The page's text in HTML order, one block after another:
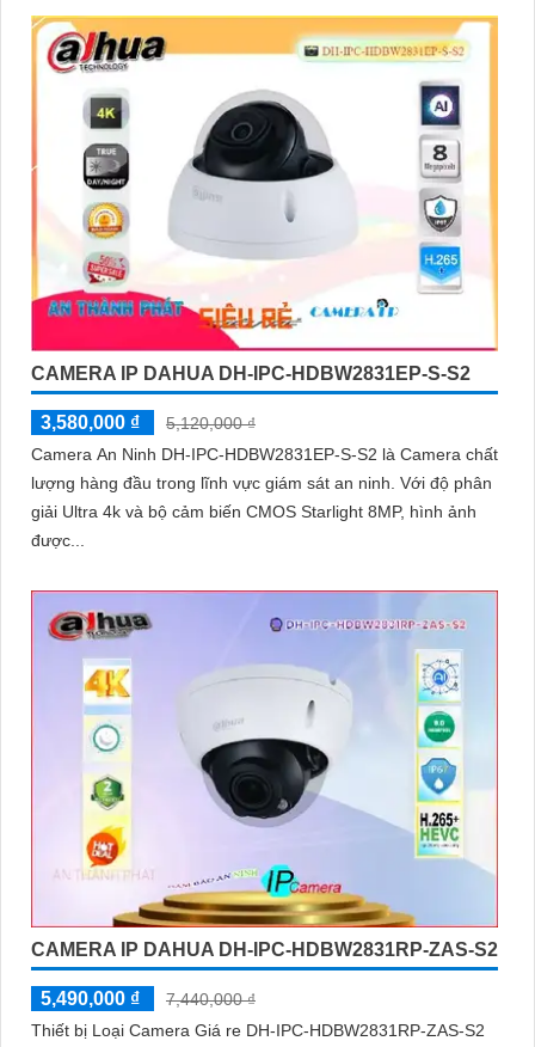
CAMERA IP DAHUA DH-IPC-HDBW2831EP-S-S2
3,580,000 ₫
5,120,000 ₫
Camera An Ninh DH-IPC-HDBW2831EP-S-S2 là Camera chất
lượng hàng đầu trong lĩnh vực giám sát an ninh. Với độ phân
giải Ultra 4k và bộ cảm biến CMOS Starlight 8MP, hình ảnh
được...
CAMERA IP DAHUA DH-IPC-HDBW2831RP-ZAS-S2
5,490,000 ₫
7,440,000 ₫
Thiết bị Loại Camera Giá re DH-IPC-HDBW2831RP-ZAS-S2